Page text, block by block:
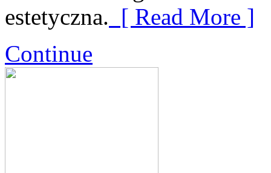
estetyczna. [ Read More ]
Continue